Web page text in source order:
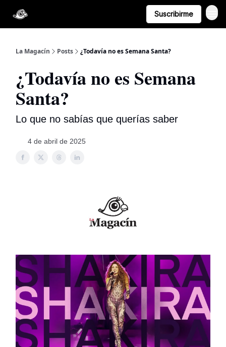
Suscribirme
La Magacín Posts ¿Todavía no es Semana Santa?
¿Todavía no es Semana
Santa?
Lo que no sabías que querías saber
4 de abril de 2025